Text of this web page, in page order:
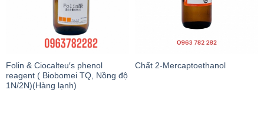
Folin & Ciocalteu′s phenol
reagent ( Biobomei TQ, Nồng độ
1N/2N)(Hàng lạnh)
Chất 2-Mercaptoethanol